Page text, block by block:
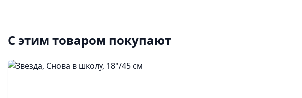
С этим товаром покупают